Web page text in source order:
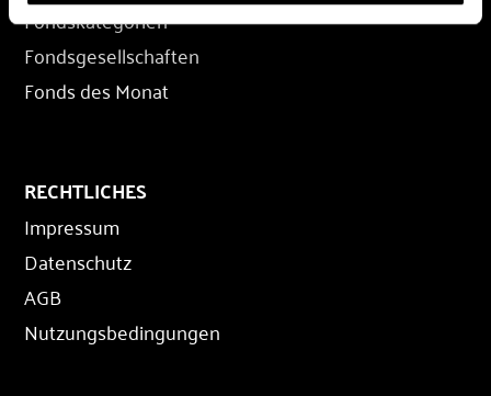
Fondskategorien
Fondsgesellschaften
Fonds des Monat
RECHTLICHES
Impressum
Datenschutz
AGB
Nutzungsbedingungen